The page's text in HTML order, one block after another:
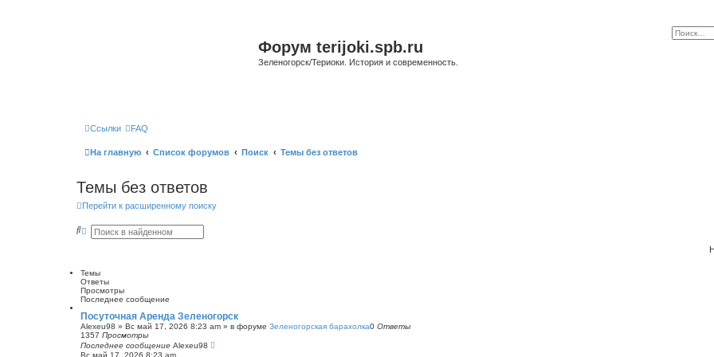
Форум terijoki.spb.ru
Зеленогорск/Териоки. История и современность.
Ссылки FAQ
На главную Список форумов Поиск Темы без ответов
Темы без ответов
Перейти к расширенному поиску
П Р
р
е
н
н
ы
й
п
о
и
Темы
Ответы
Просмотры
Последнее сообщение
Посуточная Аренда Зеленогорск
Alexeu98 » Вс май 17, 2026 8:23 am » в форуме Зеленогорская барахолка0 Ответы
1357 Просмотры
Последнее сообщение Alexeu98
Вс май 17, 2026 8:23 am